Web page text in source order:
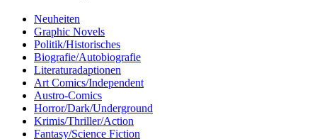
Neuheiten
Graphic Novels
Politik/Historisches
Biografie/Autobiografie
Literaturadaptionen
Art Comics/Independent
Austro-Comics
Horror/Dark/Underground
Krimis/Thriller/Action
Fantasy/Science Fiction